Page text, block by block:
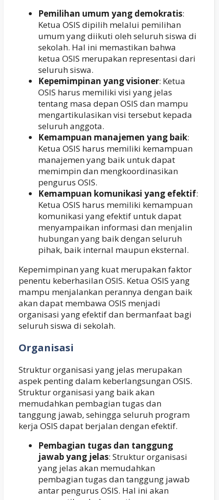
Pemilihan umum yang demokratis:
Ketua OSIS dipilih melalui pemilihan
umum yang diikuti oleh seluruh siswa di
sekolah. Hal ini memastikan bahwa
ketua OSIS merupakan representasi dari
seluruh siswa.
Kepemimpinan yang visioner: Ketua
OSIS harus memiliki visi yang jelas
tentang masa depan OSIS dan mampu
mengartikulasikan visi tersebut kepada
seluruh anggota.
Kemampuan manajemen yang baik:
Ketua OSIS harus memiliki kemampuan
manajemen yang baik untuk dapat
memimpin dan mengkoordinasikan
pengurus OSIS.
Kemampuan komunikasi yang efektif:
Ketua OSIS harus memiliki kemampuan
komunikasi yang efektif untuk dapat
menyampaikan informasi dan menjalin
hubungan yang baik dengan seluruh
pihak, baik internal maupun eksternal.
Kepemimpinan yang kuat merupakan faktor
penentu keberhasilan OSIS. Ketua OSIS yang
mampu menjalankan perannya dengan baik
akan dapat membawa OSIS menjadi
organisasi yang efektif dan bermanfaat bagi
seluruh siswa di sekolah.
Organisasi
Struktur organisasi yang jelas merupakan
aspek penting dalam keberlangsungan OSIS.
Struktur organisasi yang baik akan
memudahkan pembagian tugas dan
tanggung jawab, sehingga seluruh program
kerja OSIS dapat berjalan dengan efektif.
Pembagian tugas dan tanggung
jawab yang jelas: Struktur organisasi
yang jelas akan memudahkan
pembagian tugas dan tanggung jawab
antar pengurus OSIS. Hal ini akan